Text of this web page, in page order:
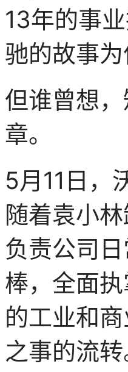
13年的事
驰的故事
但谁曾想
章。
5月11日，
随着袁小
负责公司
棒，全面
的工业和
之事的流转